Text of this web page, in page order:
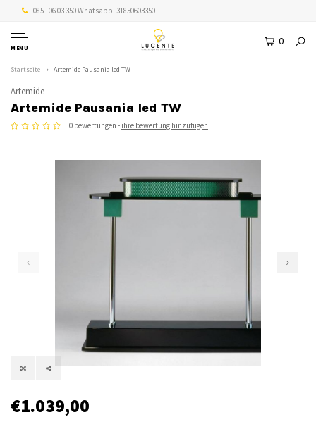
085 - 06 03 350 Whatsapp: 31850603350
MENU
0
Startseite Artemide Pausania led TW
Artemide
Artemide Pausania led TW
0 bewertungen - ihre bewertung hinzufügen
€1.039,00